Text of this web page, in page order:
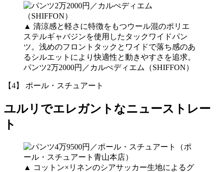
▲ 清涼感と軽さに特徴をもつウール混のポリエ
ステルギャバジンを使用したタックワイドパン
ツ。浅めのフロントタックとワイドで落ち感のあ
るシルエットにより快適性と動きやすさを追求。
パンツ2万2000円／カルぺディエム（SHIFFON）
【4】 ポール・スチュアート
ユルリでエレガントなニューストレー
ト
▲ コットン×リネンのシアサッカー生地によるグ